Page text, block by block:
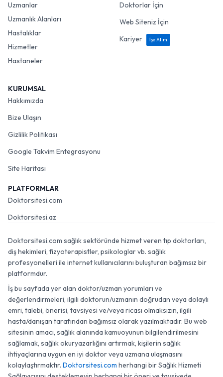
Uzmanlar
Uzmanlık Alanları
Hastalıklar
Hizmetler
Hastaneler
Doktorlar İçin
Web Siteniz İçin
Kariyer
İşe Alım
KURUMSAL
Hakkımızda
Bize Ulaşın
Gizlilik Politikası
Google Takvim Entegrasyonu
Site Haritası
PLATFORMLAR
Doktorsitesi.com
Doktorsitesi.az
Doktorsitesi.com sağlık sektöründe hizmet veren tıp doktorları,
diş hekimleri, fizyoterapistler, psikologlar vb. sağlık
profesyonelleri ile internet kullanıcılarını buluşturan bağımsız bir
platformdur.
İş bu sayfada yer alan doktor/uzman yorumları ve
değerlendirmeleri, ilgili doktorun/uzmanın doğrudan veya dolaylı
emri, talebi, önerisi, tavsiyesi ve/veya ricası olmaksızın, ilgili
hasta/danışan tarafından bağımsız olarak yazılmaktadır. Bu web
sitesinin amacı, sağlık alanında kamuoyunun bilgilendirilmesini
sağlamak, sağlık okuryazarlığını artırmak, kişilerin sağlık
ihtiyaçlarına uygun en iyi doktor veya uzmana ulaşmasını
kolaylaştırmaktır. Doktorsitesi.com herhangi bir Sağlık Hizmeti